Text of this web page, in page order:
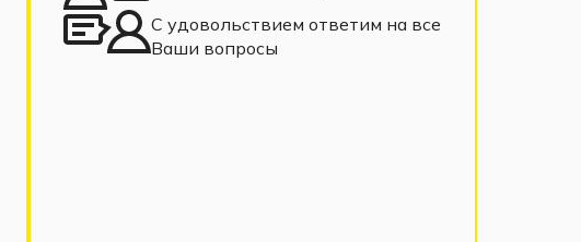
С удовольствием ответим на все
Ваши вопросы